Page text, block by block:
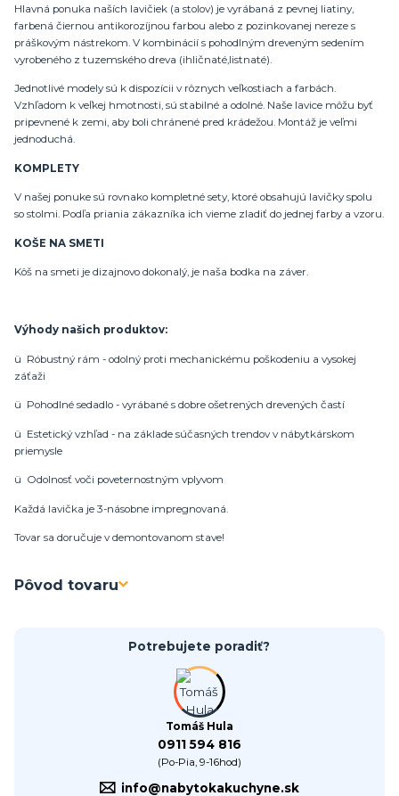
Hlavná ponuka naších lavičiek (a stolov) je vyrábaná z pevnej liatiny,
farbená čiernou antikorozíjnou farbou alebo z pozinkovanej nereze s
práškovým nástrekom. V kombinácií s pohodlným dreveným sedením
vyrobeného z tuzemského dreva (ihličnaté,listnaté).
Jednotlivé modely sú k dispozícii v rôznych veľkostiach a farbách.
Vzhľadom k veľkej hmotnosti, sú stabilné a odolné. Naše lavice môžu byť
pripevnené k zemi, aby boli chránené pred krádežou. Montáž je veľmi
jednoduchá.
KOMPLETY
V našej ponuke sú rovnako kompletné sety, ktoré obsahujú lavičky spolu
so stolmi. Podľa priania zákazníka ich vieme zladiť do jednej farby a vzoru.
KOŠE NA SMETI
Kôš na smeti je dizajnovo dokonalý, je naša bodka na záver.
Výhody našich produktov:
ü Róbustný rám - odolný proti mechanickému poškodeniu a vysokej
záťaži
ü Pohodlné sedadlo - vyrábané s dobre ošetrených drevených častí
ü Estetický vzhľad - na základe súčasných trendov v nábytkárskom
priemysle
ü Odolnosť voči poveternostným vplyvom
Každá lavička je 3-násobne impregnovaná.
Tovar sa doručuje v demontovanom stave!
Pôvod tovaru
Potrebujete poradiť?
Tomáš Hula
0911 594 816
(Po-Pia, 9-16hod)
info@nabytokakuchyne.sk